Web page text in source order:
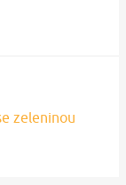
zeleninou